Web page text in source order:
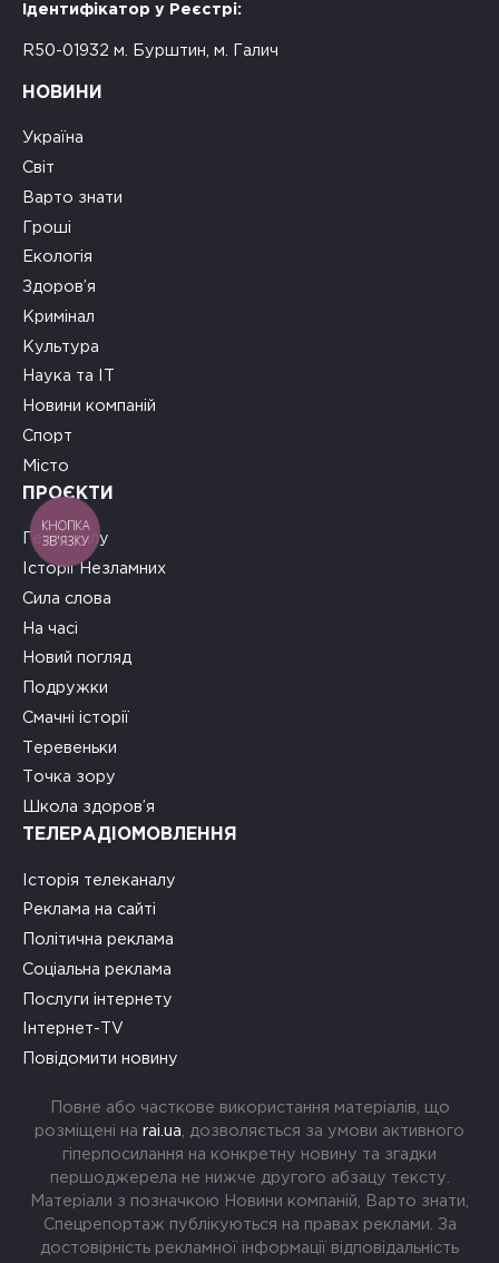
Ідентифікатор у Реєстрі:
R50-01932 м. Бурштин, м. Галич
НОВИНИ
Україна
Світ
Варто знати
Гроші
Екологія
Здоров’я
Кримінал
Культура
Наука та ІТ
Новини компаній
Спорт
Місто
ПРОЄКТИ
Герої тилу
Історії Незламних
Сила слова
На часі
Новий погляд
Подружки
Смачні історії
Теревеньки
Точка зору
Школа здоров’я
ТЕЛЕРАДІОМОВЛЕННЯ
Історія телеканалу
Реклама на сайті
Політична реклама
Соціальна реклама
Послуги інтернету
Інтернет-TV
Повідомити новину
Повне або часткове використання матеріалів, що
розміщені на rai.ua , дозволяється за умови активного
гіперпосилання на конкретну новину та згадки
першоджерела не нижче другого абзацу тексту.
Матеріали з позначкою Новини компаній, Варто знати,
Спецрепортаж публікуються на правах реклами. За
достовірність рекламної інформації відповідальність
КНОПКА
ЗВ'ЯЗКУ